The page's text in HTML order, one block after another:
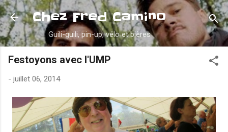
Accéder au contenu principal
Chez Fred Camino
Guili-guili, pin-up, vélo et bières
Festoyons avec l'UMP
- juillet 06, 2014